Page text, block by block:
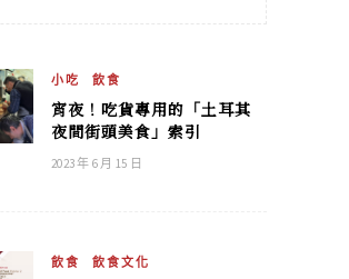
小吃 飲食
宵夜！吃貨專用的「土耳其
夜間街頭美食」索引
2023 年 6 月 15 日
飲食 飲食文化